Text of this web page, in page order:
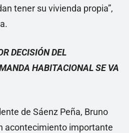
tener su vivienda propia”,
DECISIÓN DEL
HABITACIONAL SE VA
de Sáenz Peña, Bruno
acontecimiento importante